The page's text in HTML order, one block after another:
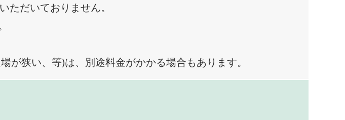
ただいておりません。
狭い、等)は、別途料金がかかる場合もあります。